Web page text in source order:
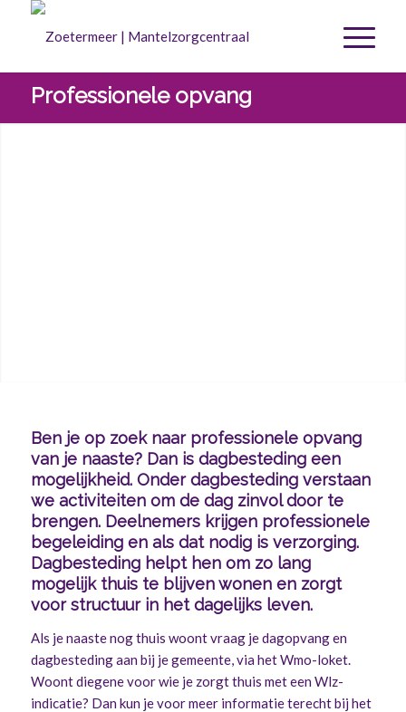
Professionele opvang
Ben je op zoek naar professionele opvang
van je naaste? Dan is dagbesteding een
mogelijkheid. Onder dagbesteding verstaan
we activiteiten om de dag zinvol door te
brengen. Deelnemers krijgen professionele
begeleiding en als dat nodig is verzorging.
Dagbesteding helpt hen om zo lang
mogelijk thuis te blijven wonen en zorgt
voor structuur in het dagelijks leven.
Als je naaste nog thuis woont vraag je dagopvang en
dagbesteding aan bij je gemeente, via het Wmo-loket.
Woont diegene voor wie je zorgt thuis met een Wlz-
indicatie? Dan kun je voor meer informatie terecht bij het